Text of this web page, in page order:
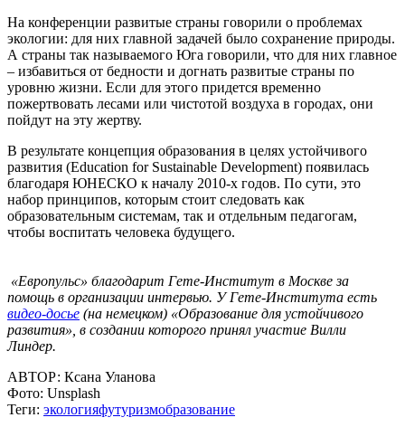
На конференции развитые страны говорили о проблемах
экологии: для них главной задачей было сохранение природы.
А страны так называемого Юга говорили, что для них главное
– избавиться от бедности и догнать развитые страны по
уровню жизни. Если для этого придется временно
пожертвовать лесами или чистотой воздуха в городах, они
пойдут на эту жертву.
В результате концепция образования в целях устойчивого
развития (Education for Sustainable Development) появилась
благодаря ЮНЕСКО к началу 2010-х годов. По сути, это
набор принципов, которым стоит следовать как
образовательным системам, так и отдельным педагогам,
чтобы воспитать человека будущего.
«Европульс» благодарит Гете-Институт в Москве за
помощь в организации интервью. У Гете-Института есть
видео-досье (на немецком) «Образование для устойчивого
развития», в создании которого принял участие Вилли
Линдер.
АВТОР: Ксана Уланова
Фото: Unsplash
Теги: экологияфутуризмобразование